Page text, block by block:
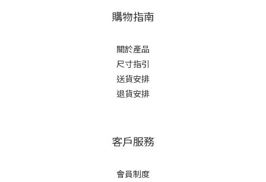
購物指南
關於產品
尺寸指引
送貨安排
退貨安排
客戶服務
會員制度